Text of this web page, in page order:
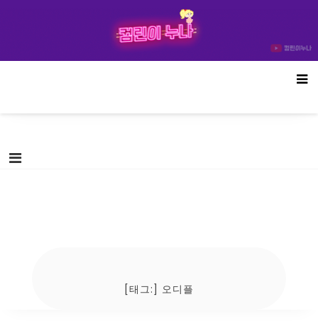
[태그:] 오디플